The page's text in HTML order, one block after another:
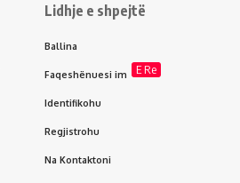
Lidhje e shpejtë
Ballina
Faqeshënuesi im E Re
Identifikohu
Regjistrohu
Na Kontaktoni